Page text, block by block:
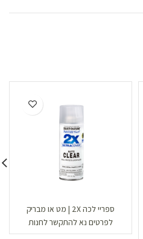
ספריי לכה 2X | מט או מבריק
לפרטים נא להתקשר לחנות